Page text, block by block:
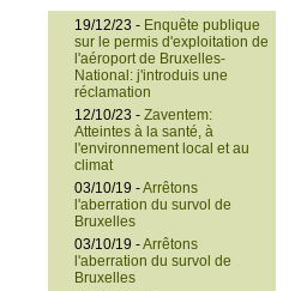
19/12/23 - Enquête publique
sur le permis d'exploitation de
l'aéroport de Bruxelles-
National: j'introduis une
réclamation
12/10/23 - Zaventem:
Atteintes à la santé, à
l'environnement local et au
climat
03/10/19 -Arrêtons
l'aberration du survol de
Bruxelles
03/10/19 -Arrêtons
l'aberration du survol de
Bruxelles